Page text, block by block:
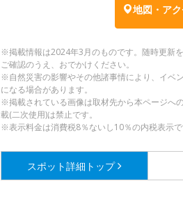
地図・ア
※掲載情報は2024年3月のものです。随時更新
ご確認のうえ、おでかけください。
※自然災害の影響やその他諸事情により、イベ
になる場合があります。
※掲載されている画像は取材先から本ページへ
載(二次使用)は禁止です。
※表示料金は消費税8％ないし10％の内税表示で
スポット詳細 トップ